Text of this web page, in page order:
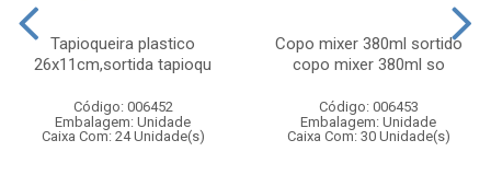
Tapioqueira plastico
26x11cm,sortida tapioqu
Código: 006452
Embalagem: Unidade
Caixa Com: 24 Unidade(s)
Copo mixer 380ml sortido
copo mixer 380ml so
Código: 006453
Embalagem: Unidade
Caixa Com: 30 Unidade(s)